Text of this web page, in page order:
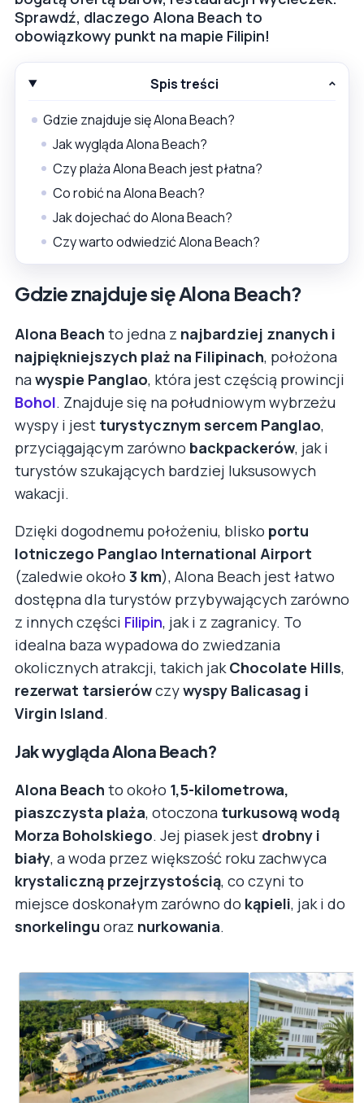
Sprawdź, dlaczego Alona Beach to
obowiązkowy punkt na mapie Filipin!
Spis treści
Gdzie znajduje się Alona Beach?
Jak wygląda Alona Beach?
Czy plaża Alona Beach jest płatna?
Co robić na Alona Beach?
Jak dojechać do Alona Beach?
Czy warto odwiedzić Alona Beach?
Gdzie znajduje się Alona Beach?
Alona Beach to jedna z najbardziej znanych i
najpiękniejszych plaż na Filipinach, położona
nawyspie Panglao, która jest częścią prowincji
Bohol. Znajduje się na południowym wybrzeżu
wyspy i jest turystycznym sercem Panglao,
przyciągającym zarówno backpackerów, jak i
turystów szukających bardziej luksusowych
wakacji.
Dzięki dogodnemu położeniu, blisko portu
lotniczego Panglao International Airport
(zaledwie około 3 km), Alona Beach jest łatwo
dostępna dla turystów przybywających zarówno
z innych części Filipin, jak i z zagranicy. To
idealna baza wypadowa do zwiedzania
okolicznych atrakcji, takich jak Chocolate Hills,
rezerwat tarsierówczywyspy Balicasag i
Virgin Island.
Jak wygląda Alona Beach?
Alona Beach to około 1,5-kilometrowa,
piaszczysta plaża, otoczona turkusową wodą
Morza Boholskiego. Jej piasek jest drobny i
biały, a woda przez większość roku zachwyca
krystaliczną przejrzystością, co czyni to
miejsce doskonałym zarówno do kąpieli, jak i do
snorkelingu oraz nurkowania.